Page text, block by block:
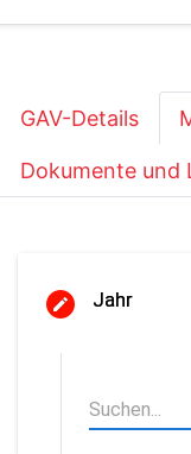
GAV-Details
Dokumente und
Jahr